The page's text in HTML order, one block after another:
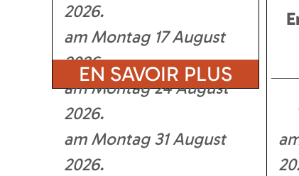
2026
am Montag 17 August
2026
am Montag 24 August
2026
am Montag 31 August
2026
EN SAVOIR PLUS